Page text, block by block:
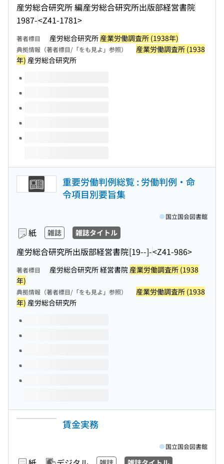
産労総合研究所 編産労総合研究所出版部経営書院
1987-<Z41-1781>
著者標目 産労総合研究所産業労働調査所 (1938年)
典拠情報（著者標目/「をも見よ」参照）
産業労働調査所 (1938
年) 産労総合研究所
このタイトルの巻号
重要労働判例総覧 : 労働判例・命
令項目別要旨集
紙 雑誌 雑誌タイトル
産労総合研究所出版部経営書院[19--]-<Z41-986>
国立国会図書館
著者標目 産労総合研究所 経営書院産業労働調査所 (1938
年)
典拠情報（著者標目/「をも見よ」参照）
産業労働調査所 (1938
年) 産労総合研究所
このタイトルの巻号
賃金実務
国立国会図書館